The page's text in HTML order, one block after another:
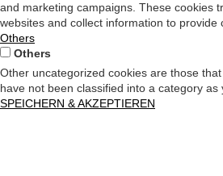
and marketing campaigns. These cookies
websites and collect information to provide
Others
Others
Other uncategorized cookies are those
have not been classified into a category as
SPEICHERN & AKZEPTIEREN